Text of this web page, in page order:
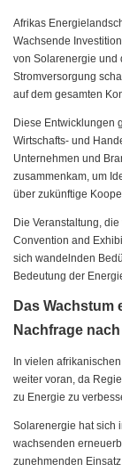
Afrikas
Wachsende
von Solarenergie und
Stromversorgung
auf dem gesamten
Diese Entwicklungen
Wirtschafts- und
Unternehmen und
zusammenkam, um
über zukünftige
Die Veranstaltung,
Convention and
sich wandelnden
Bedeutung der
Das Wachstum
Nachfrage
In vielen
weiter voran, da
zu Energie zu
Solarenergie hat sich
wachsenden
zunehmenden